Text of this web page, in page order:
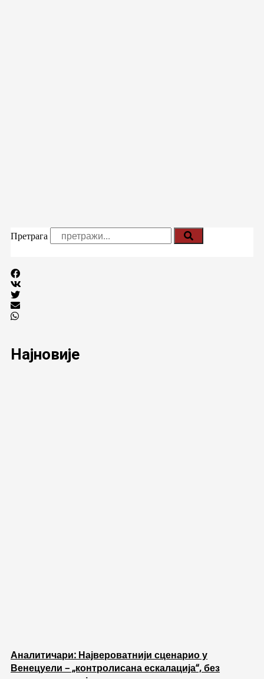
Претрага
Најновије
Аналитичари: Највероватнији сценарио у
Венецуели – „контролисана ескалација“, без